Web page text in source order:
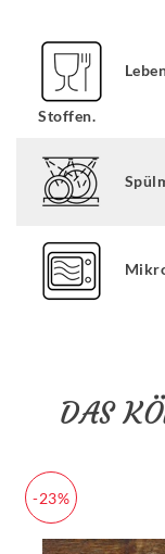
Stoffen.
DAS
-23%